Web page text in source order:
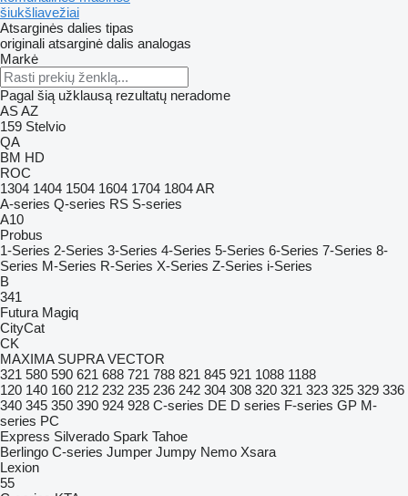
šiukšliavežiai
Atsarginės dalies tipas
originali atsarginė dalis analogas
Markė
Pagal šią užklausą rezultatų neradome
ASAZ
159 Stelvio
QA
BM HD
ROC
1304 1404 1504 1604 1704 1804AR
A-series Q-series RS S-series
A10
Probus
1-Series 2-Series 3-Series 4-Series 5-Series 6-Series 7-Series 8-
Series M-Series R-Series X-Series Z-Series i-Series
B
341
Futura Magiq
CityCat
CK
MAXIMA SUPRA VECTOR
321 580 590 621 688 721 788 821 845 921 1088 1188
120 140 160 212 232 235 236 242 304 308 320 321 323 325 329 336
340 345 350 390 924 928 C-series DE D series F-series GP M-
series PC
Express Silverado Spark Tahoe
Berlingo C-series Jumper Jumpy Nemo Xsara
Lexion
55